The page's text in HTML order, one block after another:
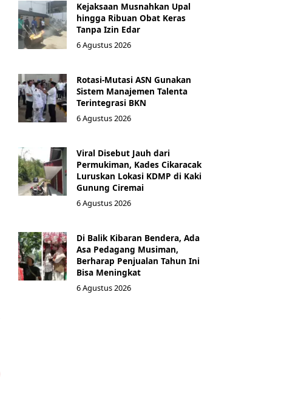
Kejaksaan Musnahkan Upal
hingga Ribuan Obat Keras
Tanpa Izin Edar
6 Agustus 2026
Rotasi-Mutasi ASN Gunakan
Sistem Manajemen Talenta
Terintegrasi BKN
6 Agustus 2026
Viral Disebut Jauh dari
Permukiman, Kades Cikaracak
Luruskan Lokasi KDMP di Kaki
Gunung Ciremai
6 Agustus 2026
Di Balik Kibaran Bendera, Ada
Asa Pedagang Musiman,
Berharap Penjualan Tahun Ini
Bisa Meningkat
6 Agustus 2026